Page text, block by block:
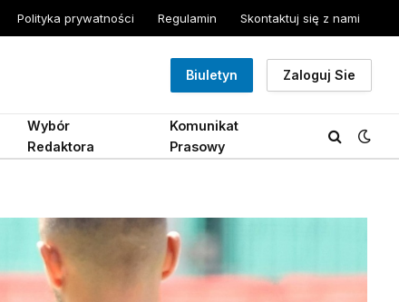
Polityka prywatności Regulamin Skontaktuj się z nami
Biuletyn Zaloguj Sie
Wybór
Redaktora
Komunikat
Prasowy